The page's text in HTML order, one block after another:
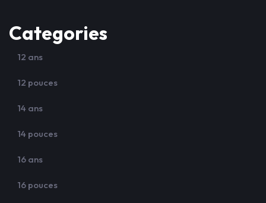
Categories
12 ans
12 pouces
14 ans
14 pouces
16 ans
16 pouces